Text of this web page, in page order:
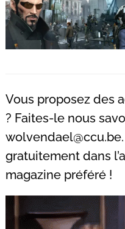
Vous proposez des
? Faites-le nous
wolvendael@ccu.be
gratuitement dans
magazine préféré !
Recherche
pour
: